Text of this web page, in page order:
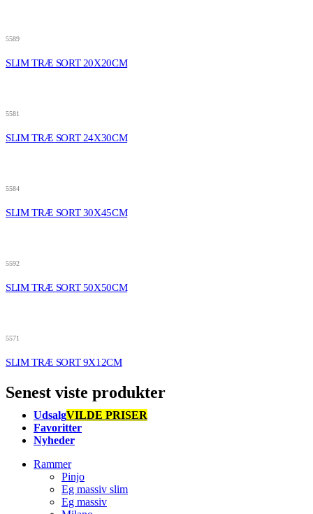
5589
SLIM TRÆ SORT 20X20CM
5581
SLIM TRÆ SORT 24X30CM
5584
SLIM TRÆ SORT 30X45CM
5592
SLIM TRÆ SORT 50X50CM
5571
SLIM TRÆ SORT 9X12CM
Senest viste produkter
UdsalgVILDE PRISER
Favoritter
Nyheder
Rammer
Pinjo
Eg massiv slim
Eg massiv